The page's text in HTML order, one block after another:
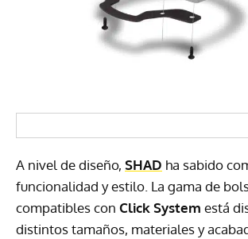
A nivel de diseño, SHAD ha sabido
funcionalidad y estilo. La gama de
compatibles con Click System está
distintos tamaños, materiales y